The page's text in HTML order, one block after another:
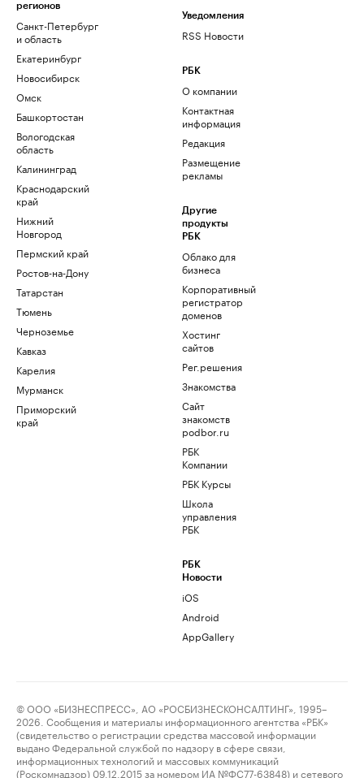
регионов
Санкт-Петербург
и область
Екатеринбург
Новосибирск
Омск
Башкортостан
Вологодская
область
Калининград
Краснодарский
край
Нижний
Новгород
Пермский край
Ростов-на-Дону
Татарстан
Тюмень
Черноземье
Кавказ
Карелия
Мурманск
Приморский
край
Уведомления
RSS Новости
РБК
О компании
Контактная
информация
Редакция
Размещение
рекламы
Другие
продукты
РБК
Облако для
бизнеса
Корпоративный
регистратор
доменов
Хостинг
сайтов
Рег.решения
Знакомства
Сайт
знакомств
podbor.ru
РБК
Компании
РБК Курсы
Школа
управления
РБК
РБК
Новости
iOS
Android
AppGallery
© ООО «БИЗНЕСПРЕСС», АО «РОСБИЗНЕСКОНСАЛТИНГ», 1995–
2026. Сообщения и материалы информационного агентства «РБК»
(свидетельство о регистрации средства массовой информации
выдано Федеральной службой по надзору в сфере связи,
информационных технологий и массовых коммуникаций
(Роскомнадзор) 09.12.2015 за номером ИА №ФС77-63848) и сетевого